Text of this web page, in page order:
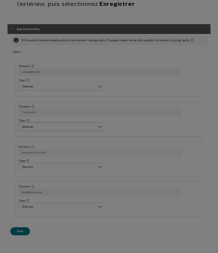
l’extérieur, puis sélectionnez Enregistrer